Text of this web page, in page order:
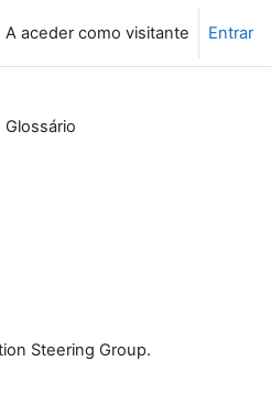
A aceder como visitante Entrar
Glossário
Steering Group.